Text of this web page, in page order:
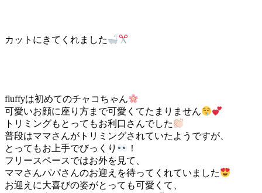
カットにきてくれました
fluffyは初めてのチャコちゃん
可愛いお顔に座り方まで可愛くてたまりません
トリミングもとってもお利口さんでした
普段はママさんがトリミングされていたようですが、
とってもお上手でびっくり
！
フリースペースではお外を見て、
ママさんパパさんのお迎えを待ってくれていました
お迎えに大喜びの姿がとっても可愛くて、